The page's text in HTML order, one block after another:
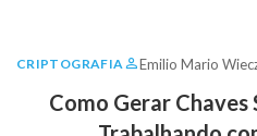
CRIPTOGRAFIA Emilio Mario
Como Gerar Chaves